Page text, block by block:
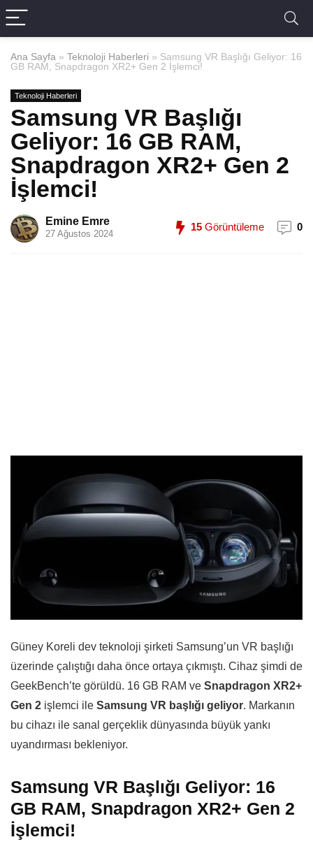
Ana Sayfa » Teknoloji Haberleri » Samsung VR Başlığı Geliyor: 16
GB RAM, Snapdragon XR2+ Gen 2 İşlemci!
Teknoloji Haberleri
Samsung VR Başlığı
Geliyor: 16 GB RAM,
Snapdragon XR2+ Gen 2
İşlemci!
Emine Emre
27 Ağustos 2024
15 Görüntüleme 0
Güney Koreli dev teknoloji şirketi Samsung’un VR başlığı
üzerinde çalıştığı daha önce ortaya çıkmıştı. Cihaz şimdi de
GeekBench’te görüldü. 16 GB RAM ve Snapdragon XR2+
Gen 2 işlemci ile Samsung VR başlığı geliyor. Markanın
bu cihazı ile sanal gerçeklik dünyasında büyük yankı
uyandırması bekleniyor.
Samsung VR Başlığı Geliyor: 16
GB RAM, Snapdragon XR2+ Gen 2
İşlemci!